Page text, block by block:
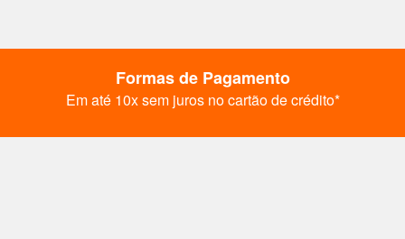
Formas de Pagamento
Em até 10x sem juros no cartão de crédito*